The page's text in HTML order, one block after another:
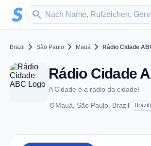
Zum Hauptinhalt springen
search
Sender suchen
Brazil chevron_right São Paulo chevron_right Mauá chevron_right Rádio Cidade
A Cidade é a rádio da cidade!
placeMauá, São Paulo, Brazil